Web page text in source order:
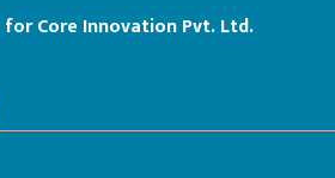
for Core Innovation Pvt. Ltd.